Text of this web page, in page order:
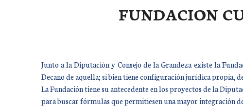
FUNDACION
Junto a la Diputación y Consejo de la Grandeza existe la
Decano de aquella; si bien tiene configuración jurídica propia,
La Fundación tiene su antecedente en los proyectos de la
para buscar fórmulas que permitiesen una mayor integración